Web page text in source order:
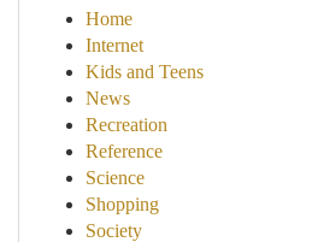
Home
Internet
Kids and Teens
News
Recreation
Reference
Science
Shopping
Society